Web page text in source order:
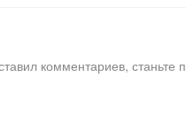
комментариев, станьте